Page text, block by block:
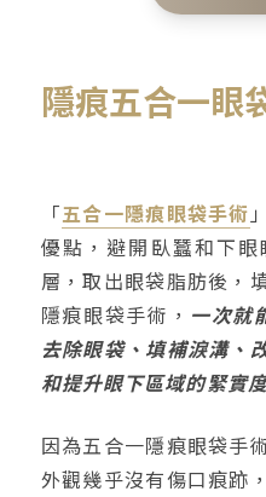
隱痕五合一眼
「五合一隱痕眼袋手術
優點，避開臥蠶和下
層，取出眼袋脂肪後，
隱痕眼袋手術， 一次就
去除眼袋、填補淚溝、
和提升眼下區域的緊實
因為五合一隱痕眼袋手
外觀幾乎沒有傷口痕跡